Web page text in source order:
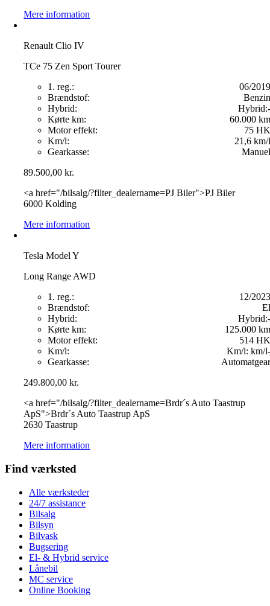
Mere information
Renault Clio IV
TCe 75 Zen Sport Tourer
1. reg.:
06/2019
Brændstof:
Benzin
Hybrid:
Hybrid:-
Kørte km:
60.000 km
Motor effekt:
75 HK
Km/l:
21,6 km/l
Gearkasse:
Manuel
89.500,00kr.
<a href="/bilsalg/?filter_dealername=PJ Biler">PJ Biler
6000 Kolding
Mere information
Tesla Model Y
Long Range AWD
1. reg.:
12/2023
Brændstof:
El
Hybrid:
Hybrid:-
Kørte km:
125.000 km
Motor effekt:
514 HK
Km/l:
Km/l: -
km/l
Gearkasse:
Automatgear
249.800,00kr.
<a href="/bilsalg/?filter_dealername=Brdr´s Auto Taastrup
ApS">Brdr´s Auto Taastrup ApS
2630 Taastrup
Mere information
Find værksted
Alle værksteder
24/7 assistance
Bilsalg
Bilsyn
Bilvask
Bugsering
El- & Hybrid service
Lånebil
MC service
Online Booking